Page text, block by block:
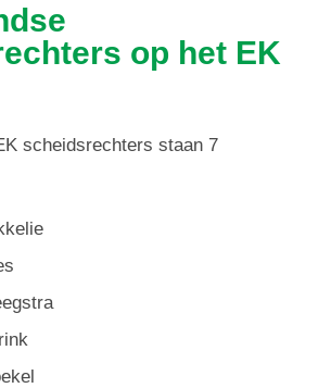
op het EK
scheidsrechters staan 7